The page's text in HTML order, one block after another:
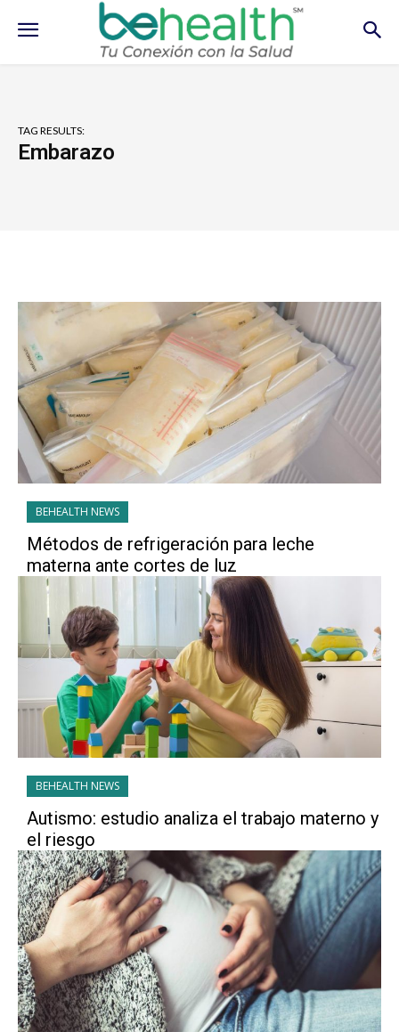
TAG RESULTS:
Embarazo
BEHEALTH NEWS
Métodos de refrigeración para leche
materna ante cortes de luz
BEHEALTH NEWS
Autismo: estudio analiza el trabajo materno y
el riesgo